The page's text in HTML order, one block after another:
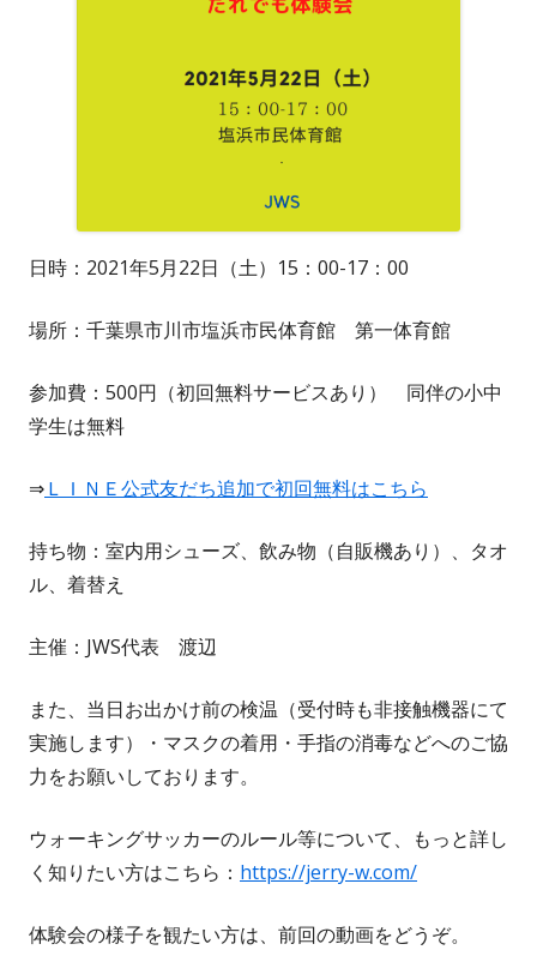
日時：2021年5月22日（土）15：00-17：00
場所：千葉県市川市塩浜市民体育館 第一体育館
参加費：500円（初回無料サービスあり） 同伴の小中
学生は無料
⇒ＬＩＮＥ公式友だち追加で初回無料はこちら
持ち物：室内用シューズ、飲み物（自販機あり）、タオ
ル、着替え
主催：JWS代表 渡辺
また、当日お出かけ前の検温（受付時も非接触機器にて
実施します）・マスクの着用・手指の消毒などへのご協
力をお願いしております。
ウォーキングサッカーのルール等について、もっと詳し
く知りたい方はこちら： https://jerry-w.com/
体験会の様子を観たい方は、前回の動画をどうぞ。